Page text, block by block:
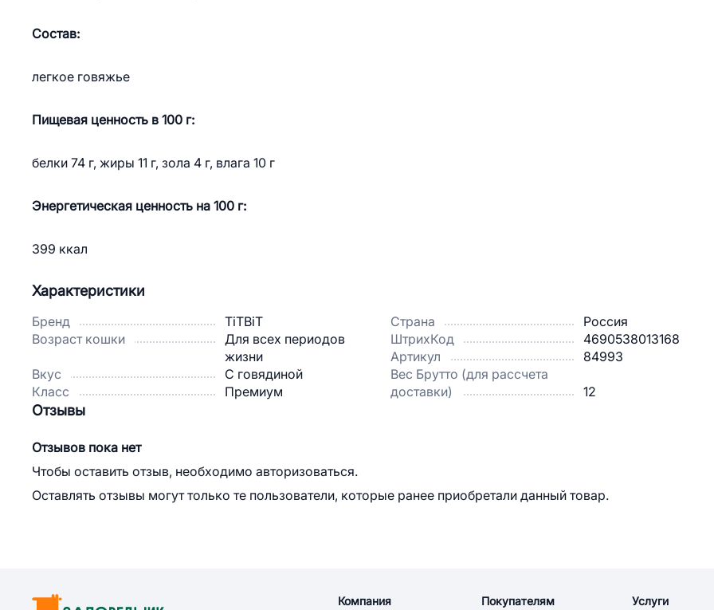
Состав:
легкое говяжье
Пищевая ценность в 100 г:
белки 74 г, жиры 11 г, зола 4 г, влага 10 г
Энергетическая ценность на 100 г:
399 ккал
Характеристики
Бренд
TiTBiT
Возраст кошки
Для всех периодов
жизни
Вкус
С говядиной
Класс
Премиум
Страна
Россия
ШтрихКод
4690538013168
Артикул
84993
Вес Брутто (для рассчета
доставки)
12
Отзывы
Отзывов пока нет
Чтобы оставить отзыв, необходимо авторизоваться.
Оставлять отзывы могут только те пользователи, которые ранее приобретали данный товар.
Компания Покупателям Услуги